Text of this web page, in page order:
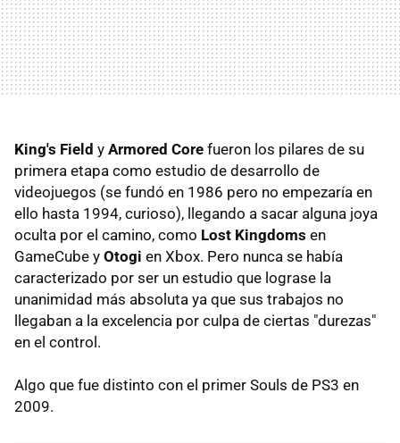
King's Field y Armored Core fueron los pilares de su
primera etapa como estudio de desarrollo de
videojuegos (se fundó en 1986 pero no empezaría en
ello hasta 1994, curioso), llegando a sacar alguna joya
oculta por el camino, como Lost Kingdoms en
GameCube y Otogi en Xbox. Pero nunca se había
caracterizado por ser un estudio que lograse la
unanimidad más absoluta ya que sus trabajos no
llegaban a la excelencia por culpa de ciertas "durezas"
en el control.
Algo que fue distinto con el primer Souls de PS3 en
2009.